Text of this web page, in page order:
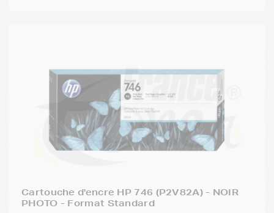
Cartouche d'encre HP 746 (P2V82A) - NOIR
PHOTO - Format Standard